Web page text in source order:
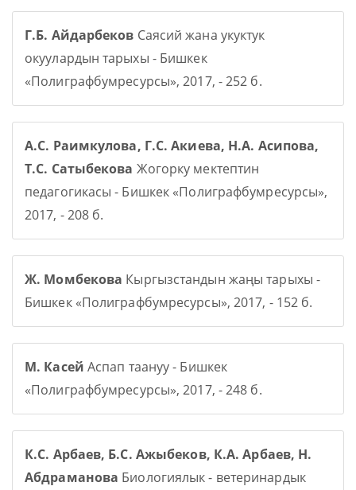
Г.Б. Айдарбеков Саясий жана укуктук
окуулардын тарыхы - Бишкек
«Полиграфбумресурсы», 2017, - 252 б.
А.С. Раимкулова, Г.С. Акиева, Н.А. Асипова,
Т.С. Сатыбекова Жогорку мектептин
педагогикасы - Бишкек «Полиграфбумресурсы»,
2017, - 208 б.
Ж. Момбекова Кыргызстандын жаңы тарыхы -
Бишкек «Полиграфбумресурсы», 2017, - 152 б.
М. Касей Аспап таануу - Бишкек
«Полиграфбумресурсы», 2017, - 248 б.
К.С. Арбаев, Б.С. Ажыбеков, К.А. Арбаев, Н.
Абдраманова Биологиялык - ветеринардык